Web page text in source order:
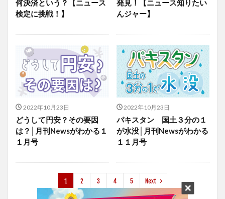
何決済という？【ニュース
検定に挑戦！】
発見！【ニュース知りたい
んジャー】
2022年10月23日
どうして円安？その要因
は？│月刊Newsがわかる１
１月号
2022年10月23日
パキスタン 国土３分の１
が水没│月刊Newsがわかる
１１月号
1 2 3 4 5 Next